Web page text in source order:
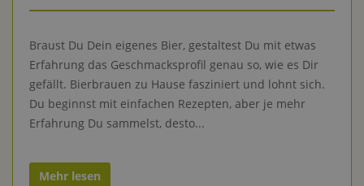
Braust Du Dein eigenes Bier, gestaltest Du mit etwas
Erfahrung das Geschmacksprofil genau so, wie es Dir
gefällt. Bierbrauen zu Hause fasziniert und lohnt sich.
Du beginnst mit einfachen Rezepten, aber je mehr
Erfahrung Du sammelst, desto...
Mehr lesen